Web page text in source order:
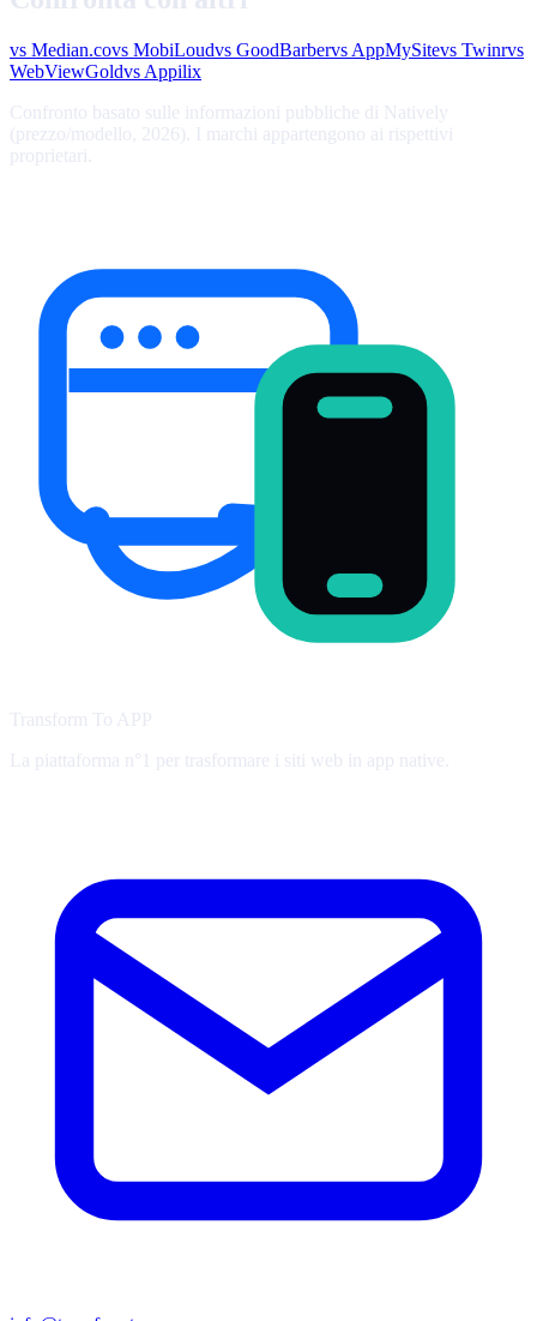
vs Median.covs MobiLoudvs GoodBarbervs AppMySitevs Twinrvs
WebViewGoldvs Appilix
Confronto basato sulle informazioni pubbliche di Natively
(prezzo/modello, 2026). I marchi appartengono ai rispettivi
proprietari.
Transform To APP
La piattaforma n°1 per trasformare i siti web in app native.